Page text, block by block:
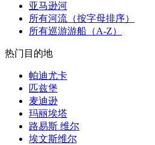
亚马逊河
所有河流（按字母排序）
所有巡游游船（A-Z）
热门目的地
帕迪尤卡
匹兹堡
麦迪逊
玛丽埃塔
路易斯 维尔
埃文斯维尔